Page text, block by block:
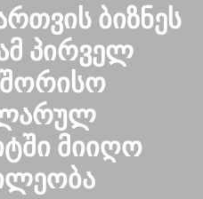
ბიზნეს
პირველ
მიიღო